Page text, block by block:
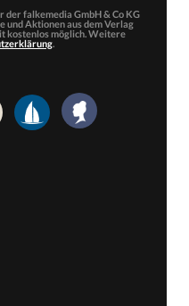
der falkemedia GmbH & Co KG
und Aktionen aus dem Verlag
kostenlos möglich. Weitere
.